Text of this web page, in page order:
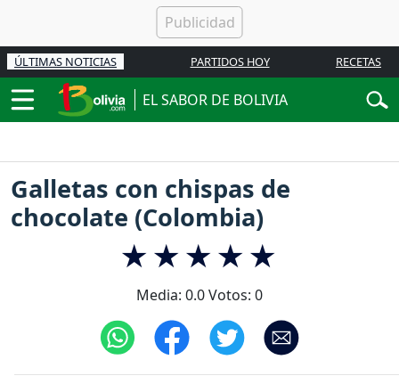
ÚLTIMAS NOTICIAS PARTIDOS HOY RECETAS
EL SABOR DE BOLIVIA
Galletas con chispas de
chocolate (Colombia)
Media: 0.0Votos: 0